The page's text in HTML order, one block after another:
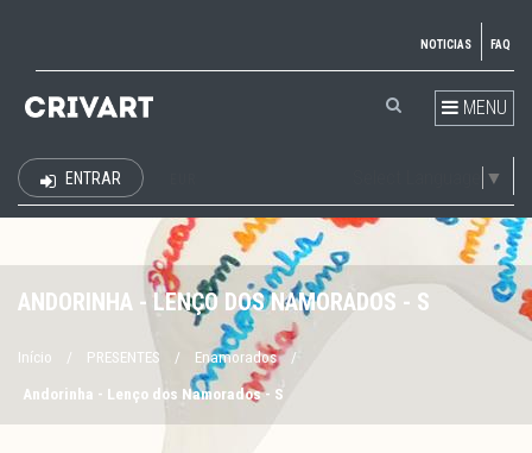
NOTICIAS FAQ
MENU
▼
ENTRAR
ANDORINHA - LENÇO DOS NAMORADOS - S
Início / PRESENTES / Enamorados /
Andorinha - Lenço dos Namorados - S